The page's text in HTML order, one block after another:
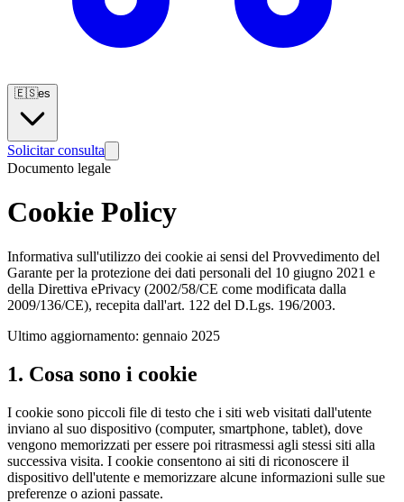
🇪🇸es
Solicitar consulta
Documento legale
Cookie Policy
Informativa sull'utilizzo dei cookie ai sensi del Provvedimento del
Garante per la protezione dei dati personali del 10 giugno 2021 e
della Direttiva ePrivacy (2002/58/CE come modificata dalla
2009/136/CE), recepita dall'art. 122 del D.Lgs. 196/2003.
Ultimo aggiornamento: gennaio 2025
1. Cosa sono i cookie
I cookie sono piccoli file di testo che i siti web visitati dall'utente
inviano al suo dispositivo (computer, smartphone, tablet), dove
vengono memorizzati per essere poi ritrasmessi agli stessi siti alla
successiva visita. I cookie consentono ai siti di riconoscere il
dispositivo dell'utente e memorizzare alcune informazioni sulle sue
preferenze o azioni passate.